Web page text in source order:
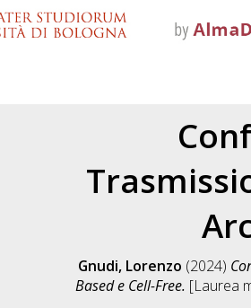
Gnudi, Lorenzo (2024)
Based e Cell-Free. [Laurea